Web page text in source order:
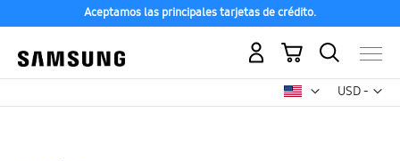
Aceptamos las principales tarjetas de crédito.
USD -
dólar
Mi carrito